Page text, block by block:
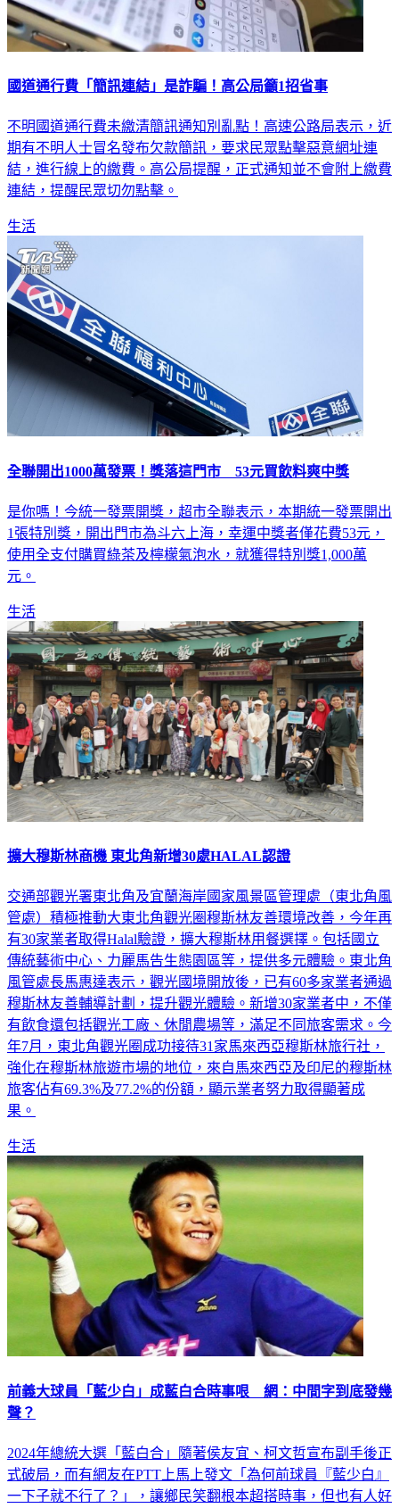
國道通行費「簡訊連結」是詐騙！高公局籲1招省事
不明國道通行費未繳清簡訊通知別亂點！高速公路局表示，近
期有不明人士冒名發布欠款簡訊，要求民眾點擊惡意網址連
結，進行線上的繳費。高公局提醒，正式通知並不會附上繳費
連結，提醒民眾切勿點擊。
生活
全聯開出1000萬發票！獎落這門市 53元買飲料爽中獎
是你嗎！今統一發票開獎，超市全聯表示，本期統一發票開出
1張特別獎，開出門市為斗六上海，幸運中獎者僅花費53元，
使用全支付購買綠茶及檸檬氣泡水，就獲得特別獎1,000萬
元。
生活
擴大穆斯林商機 東北角新增30處HALAL認證
交通部觀光署東北角及宜蘭海岸國家風景區管理處（東北角風
管處）積極推動大東北角觀光圈穆斯林友善環境改善，今年再
有30家業者取得Halal驗證，擴大穆斯林用餐選擇。包括國立
傳統藝術中心、力麗馬告生態園區等，提供多元體驗。東北角
風管處長馬惠達表示，觀光國境開放後，已有60多家業者通過
穆斯林友善輔導計劃，提升觀光體驗。新增30家業者中，不僅
有飲食還包括觀光工廠、休閒農場等，滿足不同旅客需求。今
年7月，東北角觀光圈成功接待31家馬來西亞穆斯林旅行社，
強化在穆斯林旅遊市場的地位，來自馬來西亞及印尼的穆斯林
旅客佔有69.3%及77.2%的份額，顯示業者努力取得顯著成
果。
生活
前義大球員「藍少白」成藍白合時事哏 網：中間字到底發幾
聲？
2024年總統大選「藍白合」隨著侯友宜、柯文哲宣布副手後正
式破局，而有網友在PTT上馬上發文「為何前球員『藍少白』
一下子就不行了？」，讓鄉民笑翻根本超搭時事，但也有人好